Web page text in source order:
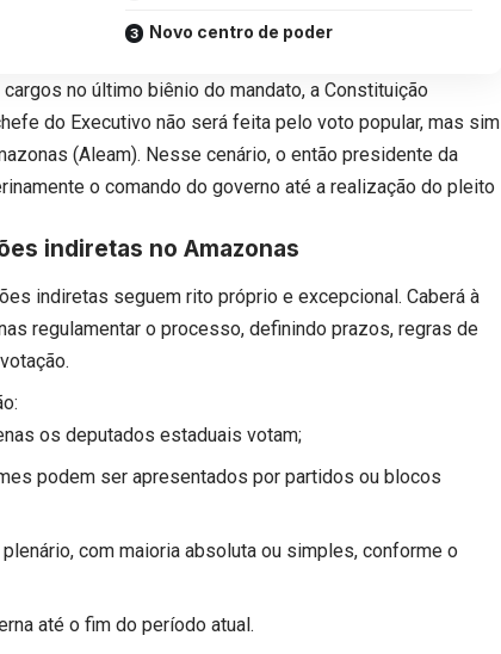
Novo centro de poder
no último biênio do mandato, a Constituição
do Executivo não será feita pelo voto popular, mas sim
(Aleam). Nesse cenário, o então presidente da
o comando do governo até a realização do pleito
indiretas no Amazonas
indiretas seguem rito próprio e excepcional. Caberá à
regulamentar o processo, definindo prazos, regras de
os deputados estaduais votam;
podem ser apresentados por partidos ou blocos
com maioria absoluta ou simples, conforme o
até o fim do período atual.